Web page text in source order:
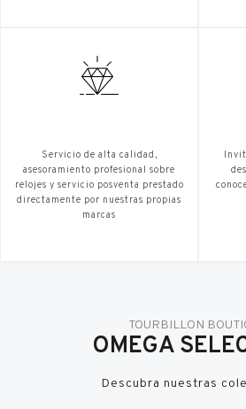
Servicio de alta calidad,
asesoramiento profesional sobre
relojes y servicio posventa prestado
directamente por nuestras propias
marcas
TOURBILLON
OMEGA
Descubra nuestras